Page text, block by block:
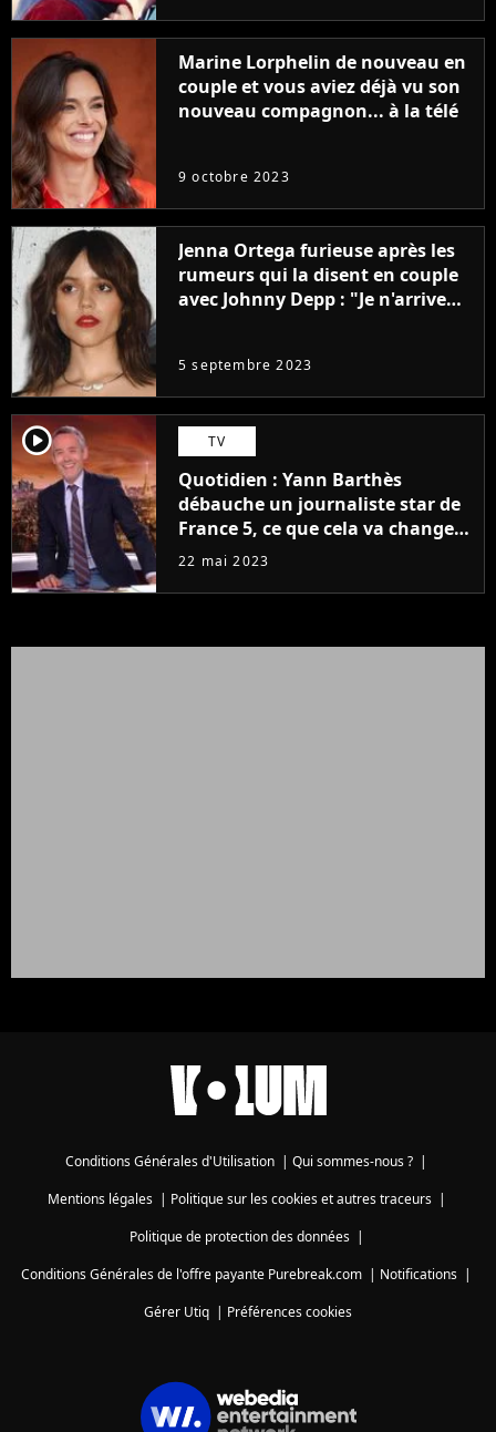
Marine Lorphelin de nouveau en
couple et vous aviez déjà vu son
nouveau compagnon... à la télé
9 octobre 2023
Jenna Ortega furieuse après les
rumeurs qui la disent en couple
avec Johnny Depp : "Je n'arrive
5 septembre 2023
player2 TV
Quotidien : Yann Barthès
débauche un journaliste star de
France 5, ce que cela va changer
à la rentrée
22 mai 2023
Conditions Générales d'Utilisation | Qui sommes-nous ? |
Mentions légales| Politique sur les cookies et autres traceurs|
Politique de protection des données|
Conditions Générales de l'offre payante Purebreak.com | Notifications |
Gérer Utiq | Préférences cookies